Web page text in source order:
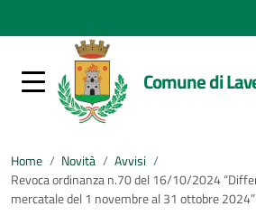
Comune di
Home / Novità / Avvisi /
Revoca ordinanza n.70 del 16/10/2024
mercatale del 1 novembre al 31 ottobre 2024”